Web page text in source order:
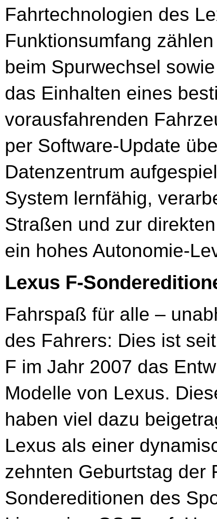
Fahrtechnologien des
Funktionsumfang
beim Spurwechsel
das Einhalten eines
vorausfahrenden
per Software-Update
Datenzentrum
System lernfähig,
Straßen und zur
ein hohes Autonomie-
Lexus F-
Fahrspaß für alle –
des Fahrers: Dies ist
F im Jahr 2007 das
Modelle von Lexus.
haben viel dazu
Lexus als einer
zehnten Geburtstag der
Sondereditionen des